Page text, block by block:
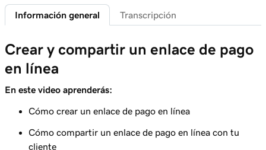
Lección 6 (de 20)
Hosting para WordPress
Lección 7 (de 20)
Explora el Centro de pagos de GoDaddy
Lección 8 (de 20)
Administrar pagos en Pagos de GoDaddy
Información general Transcripción
Crear y compartir un enlace de pago
en línea
En este video aprenderás:
Cómo crear un enlace de pago en línea
Cómo compartir un enlace de pago en línea con tu
cliente